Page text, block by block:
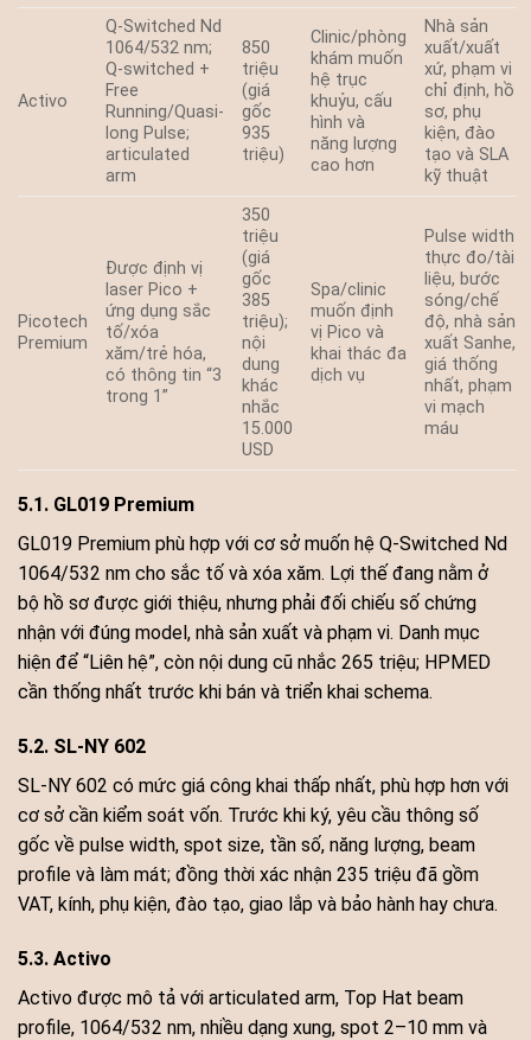
Activo
Q-Switched Nd
1064/532 nm;
Q-switched +
Free
Running/Quasi-
long Pulse;
articulated
arm
850
triệu
(giá
gốc
935
triệu)
Clinic/phòng
khám muốn
hệ trục
khuỷu, cấu
hình và
năng lượng
cao hơn
Nhà sản
xuất/xuất
xứ, phạm vi
chỉ định, hồ
sơ, phụ
kiện, đào
tạo và SLA
kỹ thuật
Picotech
Premium
Được định vị
laser Pico +
ứng dụng sắc
tố/xóa
xăm/trẻ hóa,
có thông tin “3
trong 1”
350
triệu
(giá
gốc
385
triệu);
nội
dung
khác
nhắc
15.000
USD
Spa/clinic
muốn định
vị Pico và
khai thác đa
dịch vụ
Pulse width
thực đo/tài
liệu, bước
sóng/chế
độ, nhà sản
xuất Sanhe,
giá thống
nhất, phạm
vi mạch
máu
5.1. GL019 Premium
GL019 Premium phù hợp với cơ sở muốn hệ Q-Switched Nd
1064/532 nm cho sắc tố và xóa xăm. Lợi thế đang nằm ở
bộ hồ sơ được giới thiệu, nhưng phải đối chiếu số chứng
nhận với đúng model, nhà sản xuất và phạm vi. Danh mục
hiện để “Liên hệ”, còn nội dung cũ nhắc 265 triệu; HPMED
cần thống nhất trước khi bán và triển khai schema.
5.2. SL-NY 602
SL-NY 602 có mức giá công khai thấp nhất, phù hợp hơn với
cơ sở cần kiểm soát vốn. Trước khi ký, yêu cầu thông số
gốc về pulse width, spot size, tần số, năng lượng, beam
profile và làm mát; đồng thời xác nhận 235 triệu đã gồm
VAT, kính, phụ kiện, đào tạo, giao lắp và bảo hành hay chưa.
5.3. Activo
Activo được mô tả với articulated arm, Top Hat beam
profile, 1064/532 nm, nhiều dạng xung, spot 2–10 mm và